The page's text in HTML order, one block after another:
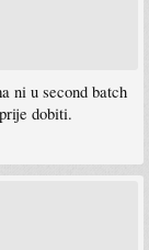
ni u second batch
dobiti.